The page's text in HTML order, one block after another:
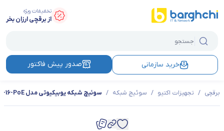
تخفیفات ویژه
از برقچی ارزان بخر
خرید سازمانی صدور پیش فاکتور
برقچی / تجهیزات اکتیو / سوئیچ شبکه / سوئیچ شبکه یوبیکیوتی مدل USW-Lite-16-PoE